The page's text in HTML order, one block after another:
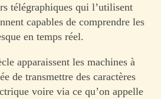
télégraphiques qui l’utilisent
capables de comprendre les
en temps réel.
apparaissent les machines à
de transmettre des caractères
voire via ce qu’on appelle